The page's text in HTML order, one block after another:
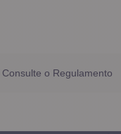
Consulte o Regulamento